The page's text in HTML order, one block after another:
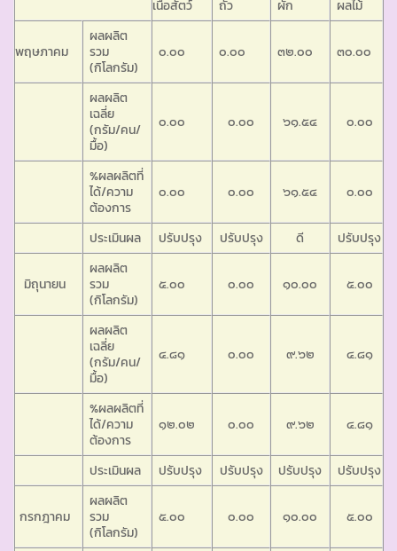
เนื้อสัตว์ ถั่ว ผัก ผลไม้
พฤษภาคม
ผลผลิต
รวม
(กิโลกรัม)
๐.๐๐ ๐.๐๐ ๓๒.๐๐ ๓๐.๐๐
ผลผลิต
เฉลี่ย
(กรัม/คน/
มื้อ)
๐.๐๐ ๐.๐๐ ๖๑.๕๔ ๐.๐๐
%ผลผลิตที่
ได้/ความ
ต้องการ
๐.๐๐ ๐.๐๐ ๖๑.๕๔ ๐.๐๐
ประเมินผล ปรับปรุง ปรับปรุง ดี ปรับปรุง
มิถุนายน
ผลผลิต
รวม
(กิโลกรัม)
๕.๐๐ ๐.๐๐ ๑๐.๐๐ ๕.๐๐
ผลผลิต
เฉลี่ย
(กรัม/คน/
มื้อ)
๔.๘๑ ๐.๐๐ ๙.๖๒ ๔.๘๑
%ผลผลิตที่
ได้/ความ
ต้องการ
๑๒.๐๒ ๐.๐๐ ๙.๖๒ ๔.๘๑
ประเมินผล ปรับปรุง ปรับปรุง ปรับปรุง ปรับปรุง
กรกฎาคม
ผลผลิต
รวม
(กิโลกรัม)
๕.๐๐ ๐.๐๐ ๑๐.๐๐ ๕.๐๐